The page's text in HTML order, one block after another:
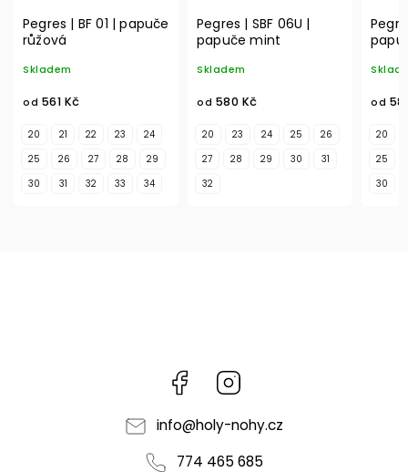
Pegres | BF 01 | papuče
růžová
Skladem
od 561 Kč
20 21 22 23 24
25 26 27 28 29
30 31 32 33 34
Pegres | SBF 06U |
papuče mint
Skladem
od 580 Kč
20 23 24 25 26
27 28 29 30 31
32
od
20
25
30
Facebook
info@holy-nohy.cz
774 465 685